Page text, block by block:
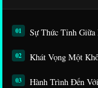
Sự Thức Tỉnh Giữa
Khát Vọng Một
Hành Trình Đến